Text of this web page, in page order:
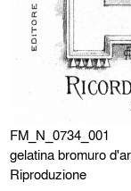
FM_N_0734_001
gelatina bromuro
Riproduzione